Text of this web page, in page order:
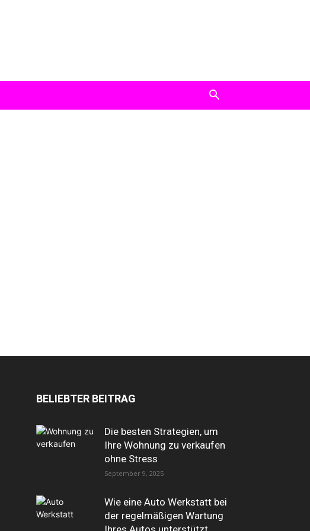
BELIEBTER BEITRAG
Die besten Strategien, um
Ihre Wohnung zu verkaufen
ohne Stress
September 9, 2025
Wie eine Auto Werkstatt bei
der regelmäßigen Wartung